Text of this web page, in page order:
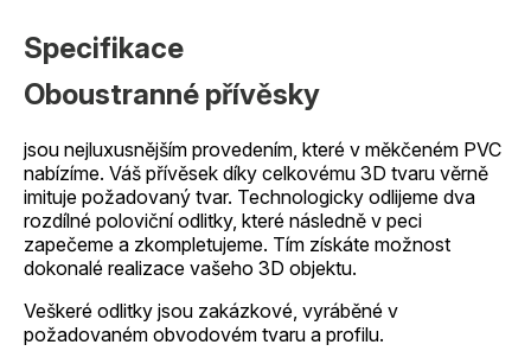
Specifikace
Oboustranné přívěsky
jsou nejluxusnějším provedením, které v měkčeném PVC
nabízíme. Váš přívěsek díky celkovému 3D tvaru věrně
imituje požadovaný tvar. Technologicky odlijeme dva
rozdílné poloviční odlitky, které následně v peci
zapečeme a zkompletujeme. Tím získáte možnost
dokonalé realizace vašeho 3D objektu.
Veškeré odlitky jsou zakázkové, vyráběné v
požadovaném obvodovém tvaru a profilu.